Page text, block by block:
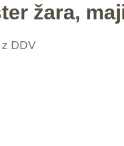
žara,
z DDV